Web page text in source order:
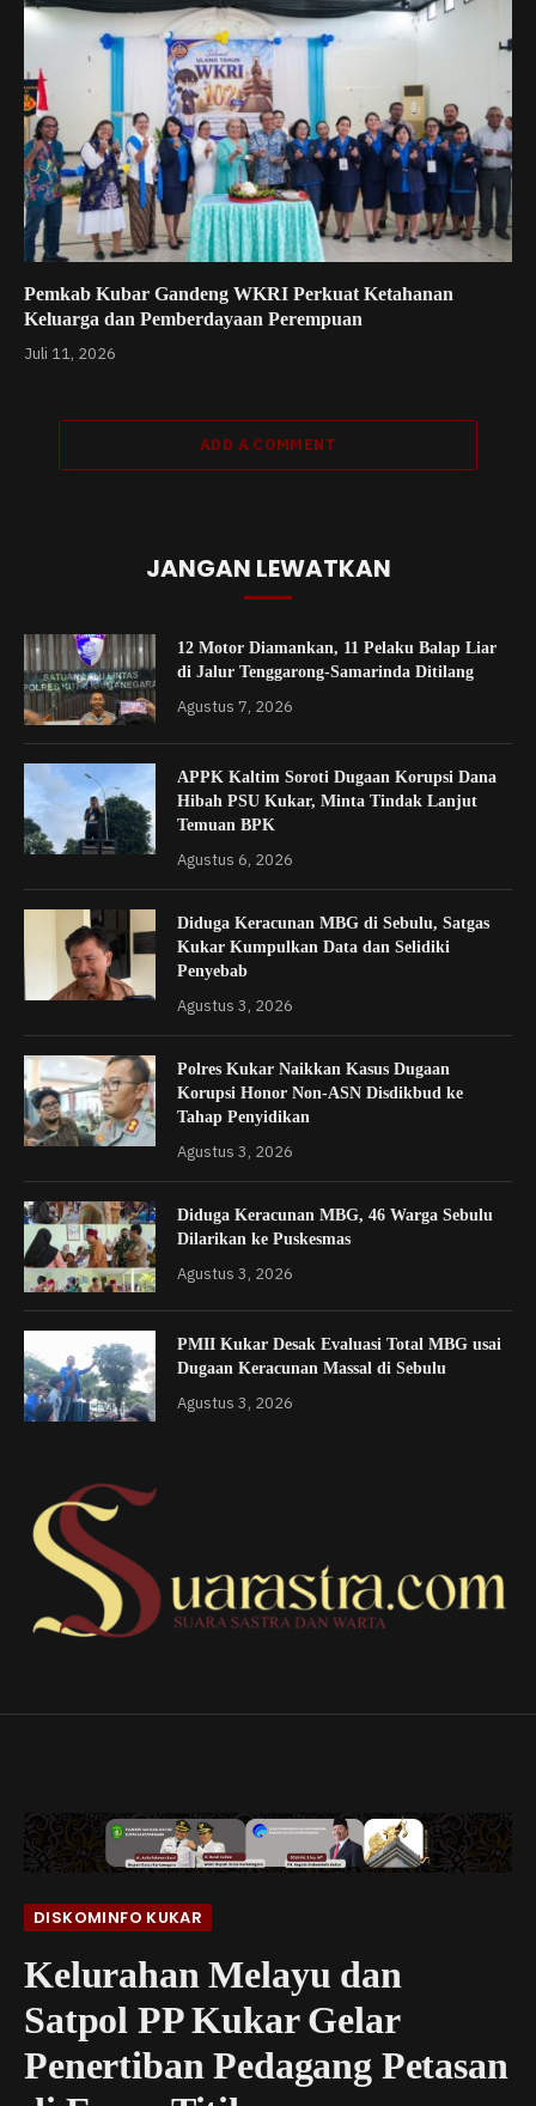
Pemkab Kubar Gandeng WKRI Perkuat Ketahanan
Keluarga dan Pemberdayaan Perempuan
Juli 11, 2026
ADD A COMMENT
JANGAN LEWATKAN
12 Motor Diamankan, 11 Pelaku Balap Liar
di Jalur Tenggarong-Samarinda Ditilang
Agustus 7, 2026
APPK Kaltim Soroti Dugaan Korupsi Dana
Hibah PSU Kukar, Minta Tindak Lanjut
Temuan BPK
Agustus 6, 2026
Diduga Keracunan MBG di Sebulu, Satgas
Kukar Kumpulkan Data dan Selidiki
Penyebab
Agustus 3, 2026
Polres Kukar Naikkan Kasus Dugaan
Korupsi Honor Non-ASN Disdikbud ke
Tahap Penyidikan
Agustus 3, 2026
Diduga Keracunan MBG, 46 Warga Sebulu
Dilarikan ke Puskesmas
Agustus 3, 2026
PMII Kukar Desak Evaluasi Total MBG usai
Dugaan Keracunan Massal di Sebulu
Agustus 3, 2026
DISKOMINFO KUKAR
Kelurahan Melayu dan
Satpol PP Kukar Gelar
Penertiban Pedagang Petasan